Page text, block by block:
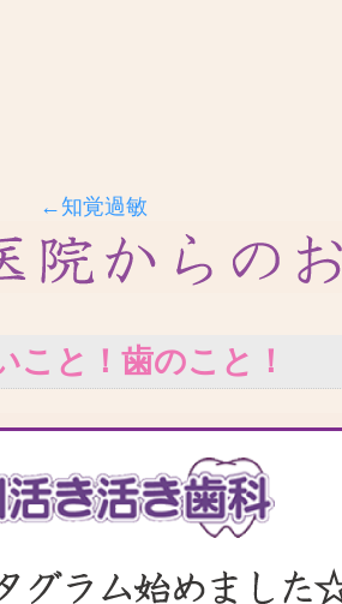
←知覚過敏
こと！歯のこと！